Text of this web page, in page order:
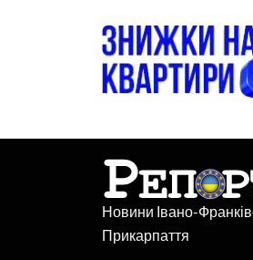
Новини Івано-
Прикарпаття